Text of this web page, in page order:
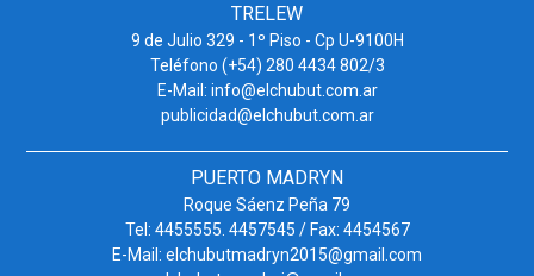
TRELEW
9 de Julio 329 - 1º Piso - Cp U-9100H
Teléfono (+54) 280 4434 802/3
E-Mail: info@elchubut.com.ar
publicidad@elchubut.com.ar
PUERTO MADRYN
Roque Sáenz Peña 79
Tel: 4455555. 4457545 / Fax: 4454567
E-Mail: elchubutmadryn2015@gmail.com